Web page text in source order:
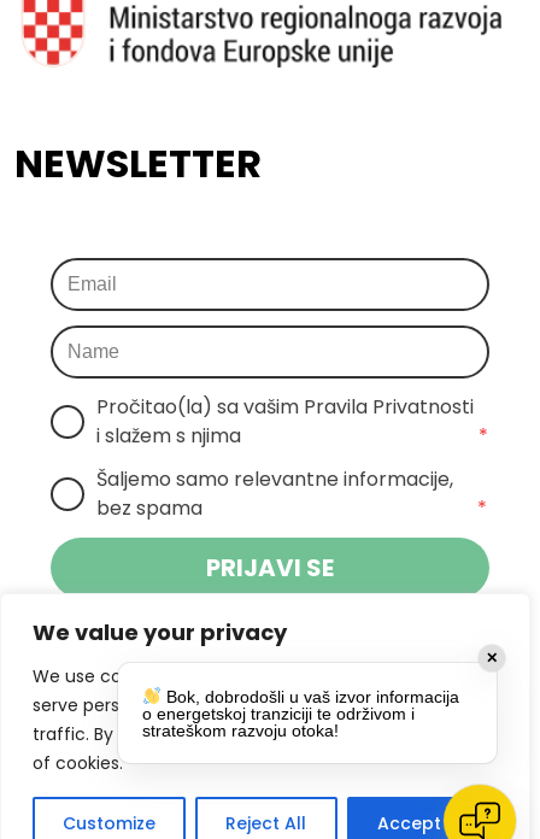
We value your privacy
We use cookies to enhance your browsing experience,
serve personalized ads or content, and analyze our
traffic. By clicking "Accept All", you consent to our use
of cookies.
Customize Reject All Accept All
NEWSLETTER
Pročitao(la) sa vašim Pravila Privatnosti
i slažem s njima
*
Šaljemo samo relevantne informacije,
bez spama
*
PRIJAVI SE
Klikom na gumb dajete suglasnost za
primanje novosti Pokreta Otoka te se
slažete spolitikom privatnosti.
DRUŠTVENE MREŽE
✕
Bok, dobrodošli u vaš izvor informacija
o energetskoj tranziciji te održivom i
strateškom razvoju otoka!